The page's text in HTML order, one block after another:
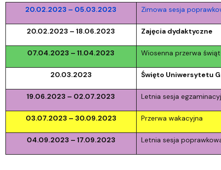
20.02.2023 – 05.03.2023 Zimowa sesja
20.02.2023 – 18.06.2023 Zajęcia dydaktyczne
07.04.2023 – 11.04.2023 Wiosenna przerwa
20.03.2023 Święto Uniwersytetu
19.06.2023 – 02.07.2023 Letnia sesja
03.07.2023 – 30.09.2023 Przerwa wakacyjna
04.09.2023 – 17.09.2023 Letnia sesja